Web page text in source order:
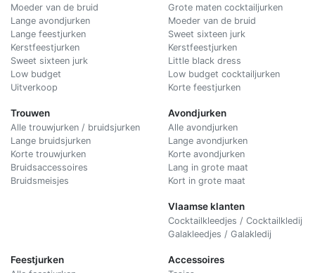
Moeder van de bruid
Lange avondjurken
Lange feestjurken
Kerstfeestjurken
Sweet sixteen jurk
Low budget
Uitverkoop
Trouwen
Alle trouwjurken / bruidsjurken
Lange bruidsjurken
Korte trouwjurken
Bruidsaccessoires
Bruidsmeisjes
Grote maten cocktailjurken
Moeder van de bruid
Sweet sixteen jurk
Kerstfeestjurken
Little black dress
Low budget cocktailjurken
Korte feestjurken
Avondjurken
Alle avondjurken
Lange avondjurken
Korte avondjurken
Lang in grote maat
Kort in grote maat
Vlaamse klanten
Cocktailkleedjes / Cocktailkledij
Galakleedjes / Galakledij
Feestjurken Accessoires